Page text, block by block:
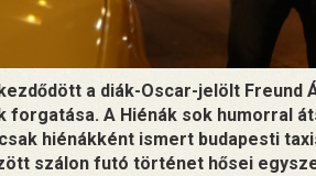
a diák-Oscar-jelölt Freund
forgatása. A Hiénák sok humorral
hiénákként ismert budapesti
szálon futó történet hősei